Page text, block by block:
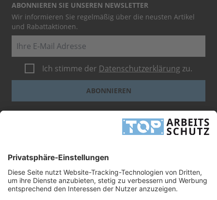
ABONNIEREN SIE UNSEREN NEWSLETTER
Wir informieren Sie regelmäßig über die neusten Artikel
und Rabattaktionen.
Ich stimme der Datenschutzerklärung zu.
ABONNIEREN
Dieses Formular ist durch reCAPTCHA geschützt - es gelten dieGoogle-
-Geschäftsbedingungen.
UNTERNEHMEN
RECHTLICHES
TOP ARBEITSSCHUTZ GMBH